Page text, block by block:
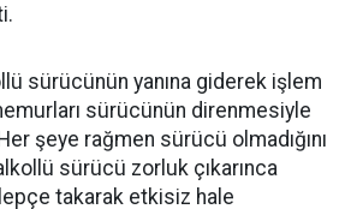
sürücünün yanına giderek işlem
sürücünün direnmesiyle
şeye rağmen sürücü olmadığını
sürücü zorluk çıkarınca
takarak etkisiz hale